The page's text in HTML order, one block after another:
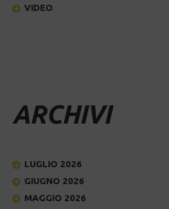
VIDEO
ARCHIVI
LUGLIO 2026
GIUGNO 2026
MAGGIO 2026